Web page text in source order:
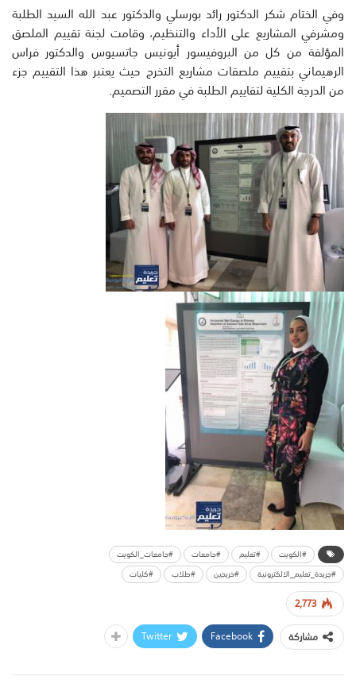
وفي الختام شكر الدكتور رائد بورسلي والدكتور عبد الله السيد الطلبة
ومشرفي المشاريع على الأداء والتنظيم، وقامت لجنة تقييم الملصق
المؤلفة من كل من البروفيسور أيونيس جاتسيوس والدكتور فراس
الرهيماني بتقييم ملصقات مشاريع التخرج حيث يعتبر هذا التقييم جزء
من الدرجة الكلية لتقاييم الطلبة في مقرر التصميم.
#الكويت #تعليم #جامعات
#جامعات_الكويت
#جريدة_تعليم_الالكترونية
#خريجين #طلاب #كليات
2,773
مشاركة
Facebook
Twitter